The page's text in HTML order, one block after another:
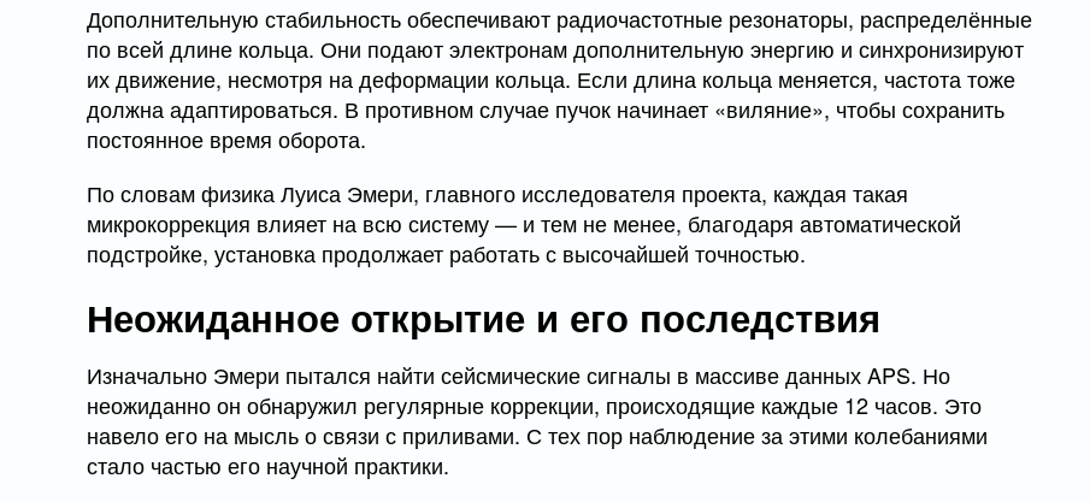
Дополнительную стабильность обеспечивают радиочастотные резонаторы, распределённые
по всей длине кольца. Они подают электронам дополнительную энергию и синхронизируют
их движение, несмотря на деформации кольца. Если длина кольца меняется, частота тоже
должна адаптироваться. В противном случае пучок начинает «виляние», чтобы сохранить
постоянное время оборота.
По словам физика Луиса Эмери, главного исследователя проекта, каждая такая
микрокоррекция влияет на всю систему — и тем не менее, благодаря автоматической
подстройке, установка продолжает работать с высочайшей точностью.
Неожиданное открытие и его последствия
Изначально Эмери пытался найти сейсмические сигналы в массиве данных APS. Но
неожиданно он обнаружил регулярные коррекции, происходящие каждые 12 часов. Это
навело его на мысль о связи с приливами. С тех пор наблюдение за этими колебаниями
стало частью его научной практики.